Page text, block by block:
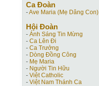
Ca Ðoàn
-Ave Maria (Mẹ Dâng Con)
Hội Ðoàn
- Ánh Sáng Tin Mừng
- Ca Lên Đi
- Ca Trưởng
- Dòng Đồng Công
- Mẹ Maria
- Người Tin Hữu
- Việt Catholic
- Việt Nam Thánh Ca